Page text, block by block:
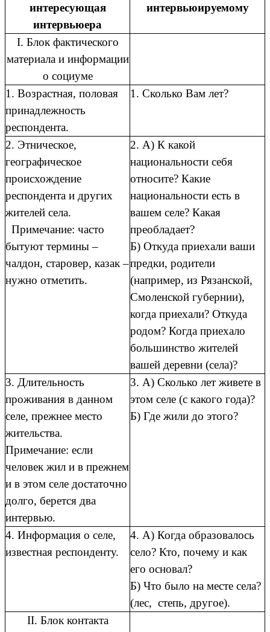
интересующая
интервьюера
интервьюируемому
I. Блок фактического
материала и информации
о социуме
1. Возрастная, половая
принадлежность
респондента.
1. Сколько Вам лет?
2. Этническое,
географическое
происхождение
респондента и других
жителей села.
Примечание: часто
бытуют термины –
чалдон, старовер, казак –
нужно отметить.
2. А) К какой
национальности себя
относите? Какие
национальности есть в
вашем селе? Какая
преобладает?
Б) Откуда приехали ваши
предки, родители
(например, из Рязанской,
Смоленской губернии),
когда приехали? Откуда
родом? Когда приехало
большинство жителей
вашей деревни (села)?
3. Длительность
проживания в данном
селе, прежнее место
жительства.
Примечание: если
человек жил и в прежнем
и в этом селе достаточно
долго, берется два
интервью.
3. А) Сколько лет живете в
этом селе (с какого года)?
Б) Где жили до этого?
4. Информация о селе,
известная респонденту.
4. А) Когда образовалось
село? Кто, почему и как
его основал?
Б) Что было на месте села?
(лес, степь, другое).
II. Блок контакта